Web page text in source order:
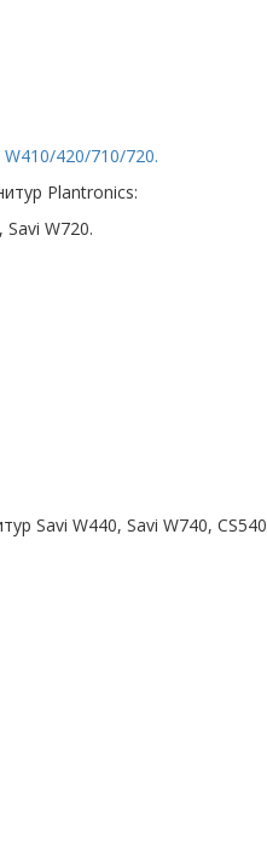
420/710/720.
Plantronics:
Savi W720.
Savi W440, Savi W740, CS540